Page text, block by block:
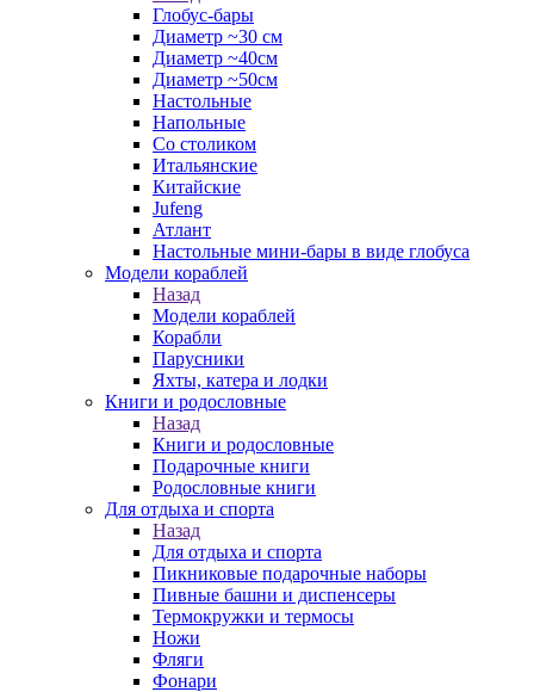
Глобус-бары
Диаметр ~30 см
Диаметр ~40см
Диаметр ~50см
Настольные
Напольные
Со столиком
Итальянские
Китайские
Jufeng
Атлант
Настольные мини-бары в виде глобуса
Модели кораблей
Назад
Модели кораблей
Корабли
Парусники
Яхты, катера и лодки
Книги и родословные
Назад
Книги и родословные
Подарочные книги
Родословные книги
Для отдыха и спорта
Назад
Для отдыха и спорта
Пикниковые подарочные наборы
Пивные башни и диспенсеры
Термокружки и термосы
Ножи
Фляги
Фонари